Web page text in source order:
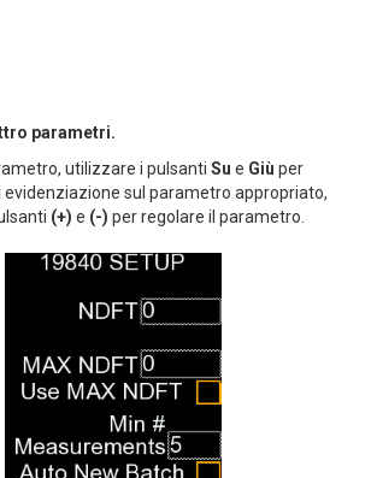
parametri.
utilizzare i pulsanti Su e Giù per
evidenziazione sul parametro appropriato,
(+) e (-) per regolare il parametro.